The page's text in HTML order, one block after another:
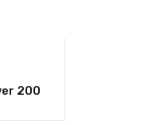
200